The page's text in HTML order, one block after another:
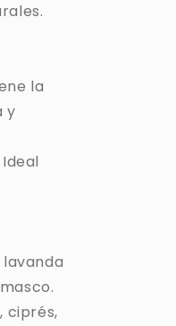
la
y
ciprés,